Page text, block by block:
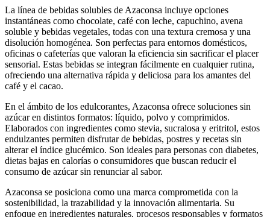
La línea de bebidas solubles de Azaconsa incluye opciones
instantáneas como chocolate, café con leche, capuchino, avena
soluble y bebidas vegetales, todas con una textura cremosa y una
disolución homogénea. Son perfectas para entornos domésticos,
oficinas o cafeterías que valoran la eficiencia sin sacrificar el placer
sensorial. Estas bebidas se integran fácilmente en cualquier rutina,
ofreciendo una alternativa rápida y deliciosa para los amantes del
café y el cacao.
En el ámbito de los edulcorantes, Azaconsa ofrece soluciones sin
azúcar en distintos formatos: líquido, polvo y comprimidos.
Elaborados con ingredientes como stevia, sucralosa y eritritol, estos
endulzantes permiten disfrutar de bebidas, postres y recetas sin
alterar el índice glucémico. Son ideales para personas con diabetes,
dietas bajas en calorías o consumidores que buscan reducir el
consumo de azúcar sin renunciar al sabor.
Azaconsa se posiciona como una marca comprometida con la
sostenibilidad, la trazabilidad y la innovación alimentaria. Su
enfoque en ingredientes naturales, procesos responsables y formatos